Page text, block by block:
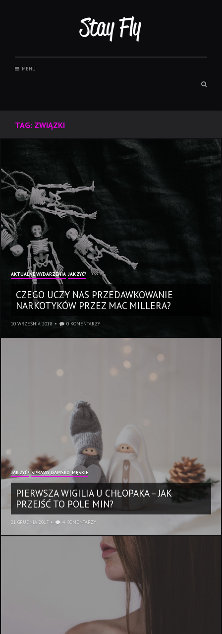
MENU
TAG: ZWIĄZKI
AKTUALNE WYDARZENIA JAK ŻYĆ?
CZEGO UCZY NAS PRZEDAWKOWANIE
NARKOTYKÓW PRZEZ MAC MILLERA?
10 WRZEŚNIA 2018 0 KOMENTARZY
JAK ŻYĆ? SPRAWY DAMSKO-MĘSKIE
PIERWSZA WIGILIA U CHŁOPAKA – JAK
PRZEJŚĆ TO POLE MIN?
21 GRUDNIA 2017 4 KOMENTARZY